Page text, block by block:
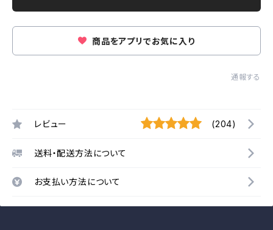
商品をアプリでお気に入り
通報する
レビュー (204)
送料・配送方法について
お支払い方法について